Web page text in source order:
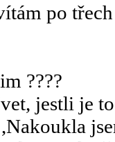
po
????
jestli je